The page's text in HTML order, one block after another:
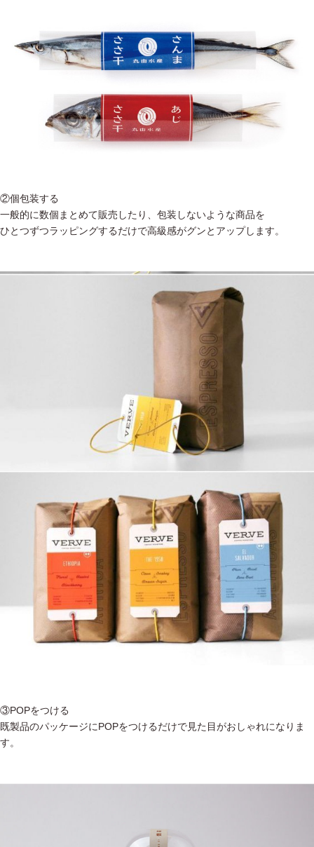
②個包装する
一般的に数個まとめて販売したり、包装しないような商品を
ひとつずつラッピングするだけで高級感がグンとアップします。
③POPをつける
既製品のパッケージにPOPをつけるだけで見た目がおしゃれになりま
す。